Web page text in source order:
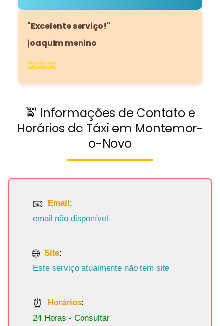
"Excelente serviço!"
joaquim menino
🚕🚕🚕
🚖 Informações de Contato e
Horários da Táxi em Montemor-
o-Novo
Email:
email não disponível
Site:
Este serviço atualmente não tem site
Horários:
24 Horas - Consultar.